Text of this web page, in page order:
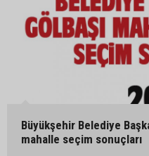
Büyükşehir Belediye
mahalle seçim sonuçları